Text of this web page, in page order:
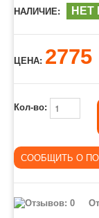
НАЛИЧИЕ:
НЕТ
ЦЕНА:
Кол-во: